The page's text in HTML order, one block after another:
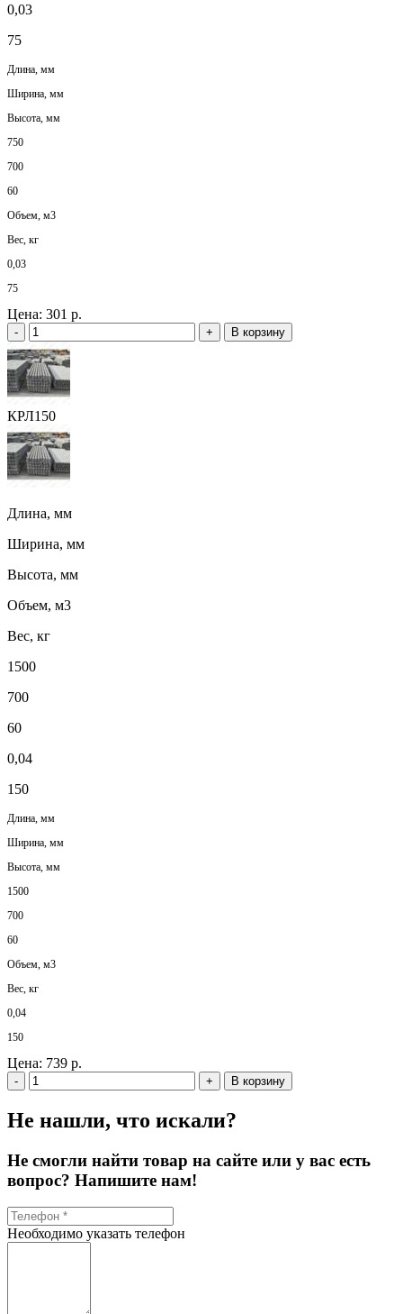
0,03
75
Длина, мм
Ширина, мм
Высота, мм
750
700
60
Объем, м3
Вес, кг
0,03
75
Цена: 301 р.
- + В корзину
КРЛ150
Длина, мм
Ширина, мм
Высота, мм
Объем, м3
Вес, кг
1500
700
60
0,04
150
Длина, мм
Ширина, мм
Высота, мм
1500
700
60
Объем, м3
Вес, кг
0,04
150
Цена: 739 р.
- + В корзину
Не нашли, что искали?
Не смогли найти товар на сайте или у вас есть
вопрос? Напишите нам!
Необходимо указать телефон